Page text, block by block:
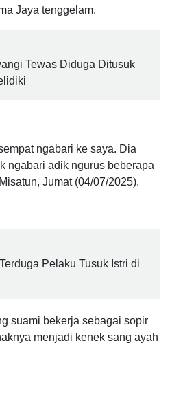
Jaya tenggelam.
Tewas Diduga Ditusuk
ngabari ke saya. Dia
ngabari adik ngurus beberapa
Jumat (04/07/2025).
Pelaku Tusuk Istri di
suami bekerja sebagai sopir
menjadi kenek sang ayah